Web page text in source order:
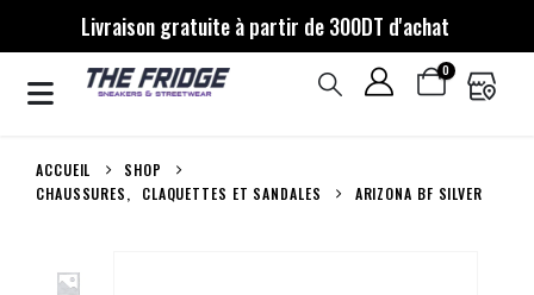
Livraison gratuite à partir de 300DT d'achat
0
ACCUEIL
SHOP
CHAUSSURES, CLAQUETTES ET SANDALES ARIZONA BF SILVER